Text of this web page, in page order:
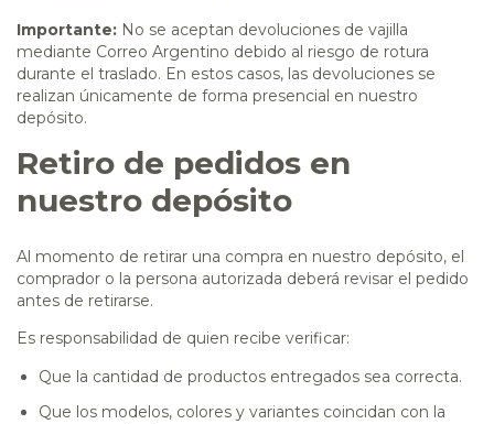
Importante: No se aceptan devoluciones de vajilla
mediante Correo Argentino debido al riesgo de rotura
durante el traslado. En estos casos, las devoluciones se
realizan únicamente de forma presencial en nuestro
depósito.
Retiro de pedidos en
nuestro depósito
Al momento de retirar una compra en nuestro depósito, el
comprador o la persona autorizada deberá revisar el pedido
antes de retirarse.
Es responsabilidad de quien recibe verificar:
Que la cantidad de productos entregados sea correcta.
Que los modelos, colores y variantes coincidan con la